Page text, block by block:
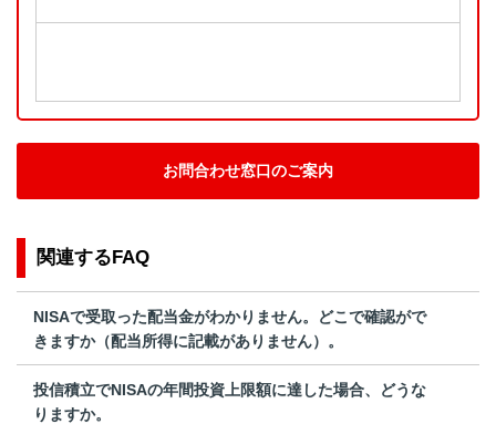
お問合わせ窓口のご案内
関連するFAQ
NISAで受取った配当金がわかりません。どこで確認がで
きますか（配当所得に記載がありません）。
投信積立でNISAの年間投資上限額に達した場合、どうな
りますか。